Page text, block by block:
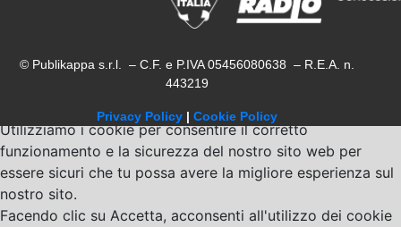
© Publikappa s.r.l. – C.F. e P.IVA 05456080638 – R.E.A. n.
443219
Privacy Policy | Cookie Policy
Utilizziamo i cookie per consentire il corretto
funzionamento e la sicurezza del nostro sito web per
essere sicuri che tu possa avere la migliore esperienza sul
nostro sito.
Facendo clic su Accetta, acconsenti all'utilizzo dei cookie